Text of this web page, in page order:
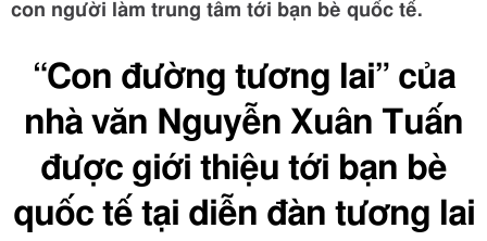
con người làm trung tâm tới bạn bè quốc tế.
“Con đường tương lai” của
nhà văn Nguyễn Xuân Tuấn
được giới thiệu tới bạn bè
quốc tế tại diễn đàn tương lai